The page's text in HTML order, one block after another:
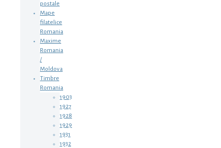
postale
Mape
filatelice
Romania
Maxime
Romania
/
Moldova
Timbre
Romania
1903
1927
1928
1929
1931
1932